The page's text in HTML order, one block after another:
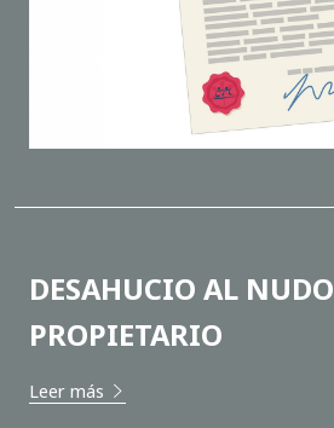
DESAHUCIO AL NUDO
PROPIETARIO
Leer más